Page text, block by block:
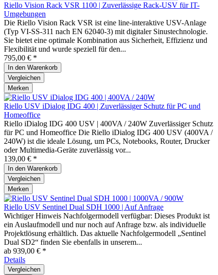
Riello Vision Rack VSR 1100 | Zuverlässige Rack-USV für IT-
Umgebungen
Die Riello Vision Rack VSR ist eine line-interaktive USV-Anlage
(Typ VI-SS-311 nach EN 62040-3) mit digitaler Sinustechnologie.
Sie bietet eine optimale Kombination aus Sicherheit, Effizienz und
Flexibilität und wurde speziell für den...
795,00 € *
In den Warenkorb
Vergleichen
Merken
Riello USV iDialog IDG 400 | Zuverlässiger Schutz für PC und
Homeoffice
Riello iDialog IDG 400 USV | 400VA / 240W Zuverlässiger Schutz
für PC und Homeoffice Die Riello iDialog IDG 400 USV (400VA /
240W) ist die ideale Lösung, um PCs, Notebooks, Router, Drucker
oder Multimedia-Geräte zuverlässig vor...
139,00 € *
In den Warenkorb
Vergleichen
Merken
Riello USV Sentinel Dual SDH 1000 | Auf Anfrage
Wichtiger Hinweis Nachfolgermodell verfügbar: Dieses Produkt ist
ein Auslaufmodell und nur noch auf Anfrage bzw. als individuelle
Projektlösung erhältlich. Das aktuelle Nachfolgermodell „Sentinel
Dual SD2“ finden Sie ebenfalls in unserem...
ab 939,00 € *
Details
Vergleichen